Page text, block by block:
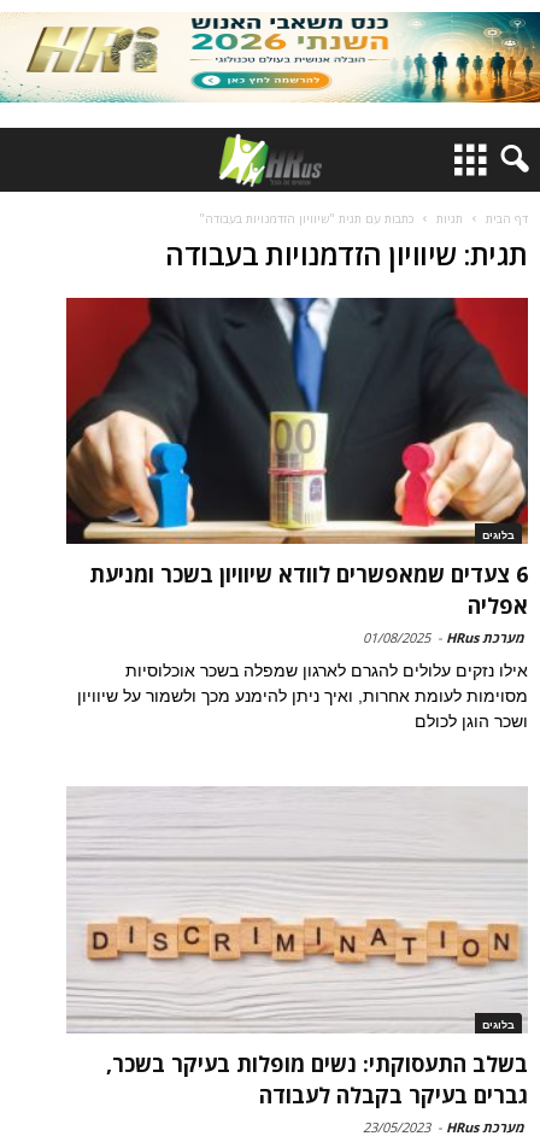
דף הבית תגיות כתבות עם תגית "שיוויון הזדמנויות בעבודה"
תגית: שיוויון הזדמנויות בעבודה
בלוגים
6 צעדים שמאפשרים לוודא שיוויון בשכר ומניעת
אפליה
מערכת HRus -
01/08/2025
אילו נזקים עלולים להגרם לארגון שמפלה בשכר אוכלוסיות
מסוימות לעומת אחרות, ואיך ניתן להימנע מכך ולשמור על שיוויון
ושכר הוגן לכולם
בלוגים
בשלב התעסוקתי: נשים מופלות בעיקר בשכר,
גברים בעיקר בקבלה לעבודה
מערכת HRus -
23/05/2023